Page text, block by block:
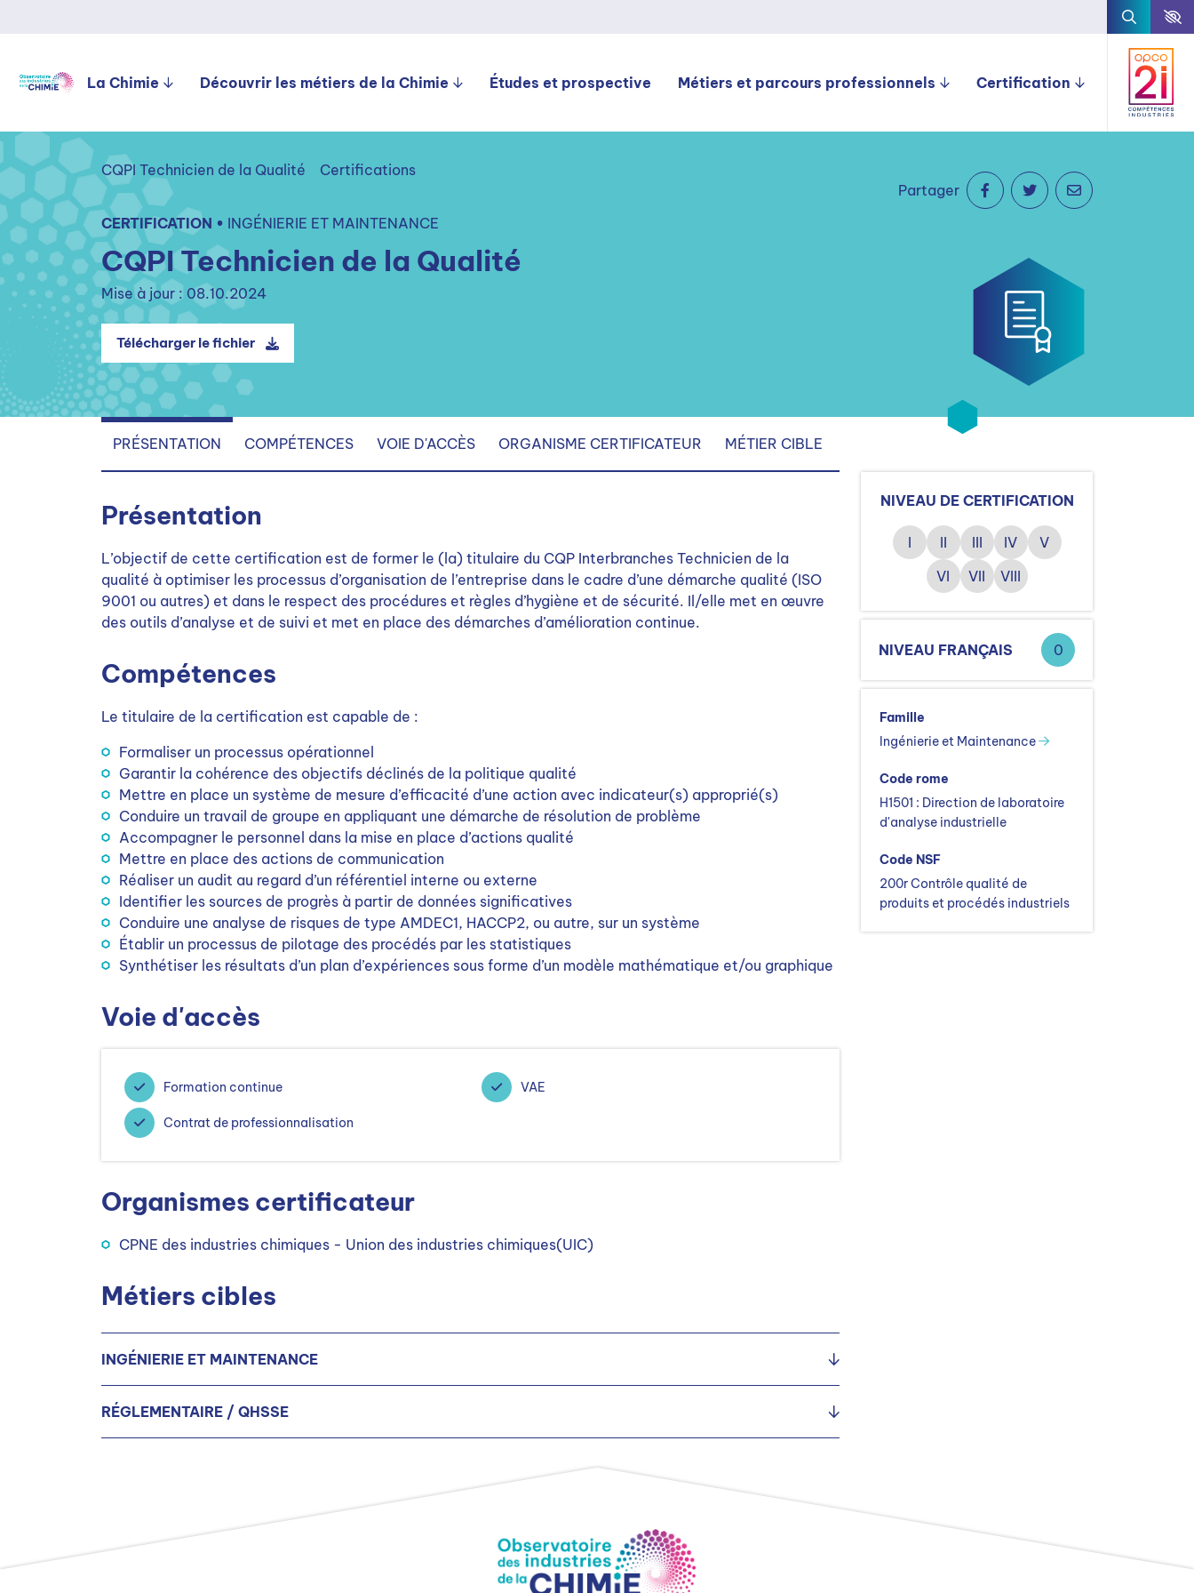
La Chimie Découvrir les métiers de la Chimie Études et prospective Métiers et parcours professionnels Certification
CQPI Technicien de la Qualité Certifications
CERTIFICATION • INGÉNIERIE ET MAINTENANCE
CQPI Technicien de la Qualité
Mise à jour : 08.10.2024
Télécharger le fichier
Partager
PRÉSENTATION COMPÉTENCES VOIE D'ACCÈS ORGANISME CERTIFICATEUR MÉTIER CIBLE
Présentation
L’objectif de cette certification est de former le (la) titulaire du CQP Interbranches Technicien de la
qualité à optimiser les processus d’organisation de l’entreprise dans le cadre d’une démarche qualité (ISO
9001 ou autres) et dans le respect des procédures et règles d’hygiène et de sécurité. Il/elle met en œuvre
des outils d’analyse et de suivi et met en place des démarches d’amélioration continue.
Compétences
Le titulaire de la certification est capable de :
Formaliser un processus opérationnel
Garantir la cohérence des objectifs déclinés de la politique qualité
Mettre en place un système de mesure d’efficacité d’une action avec indicateur(s) approprié(s)
Conduire un travail de groupe en appliquant une démarche de résolution de problème
Accompagner le personnel dans la mise en place d’actions qualité
Mettre en place des actions de communication
Réaliser un audit au regard d’un référentiel interne ou externe
Identifier les sources de progrès à partir de données significatives
Conduire une analyse de risques de type AMDEC1, HACCP2, ou autre, sur un système
Établir un processus de pilotage des procédés par les statistiques
Synthétiser les résultats d’un plan d’expériences sous forme d’un modèle mathématique et/ou graphique
Voie d'accès
Formation continue
Contrat de professionnalisation
VAE
Organismes certificateur
CPNE des industries chimiques - Union des industries chimiques(UIC)
Métiers cibles
INGÉNIERIE ET MAINTENANCE
Technicien(ne) de maintenance industrielle
RÉGLEMENTAIRE / QHSSE
NIVEAU DE CERTIFICATION
I II III IV
V
VI
VII VIII
NIVEAU FRANÇAIS 0
Famille
Ingénierie et Maintenance
Code rome
H1501 : Direction de laboratoire
d'analyse industrielle
Code NSF
200r Contrôle qualité de
produits et procédés industriels